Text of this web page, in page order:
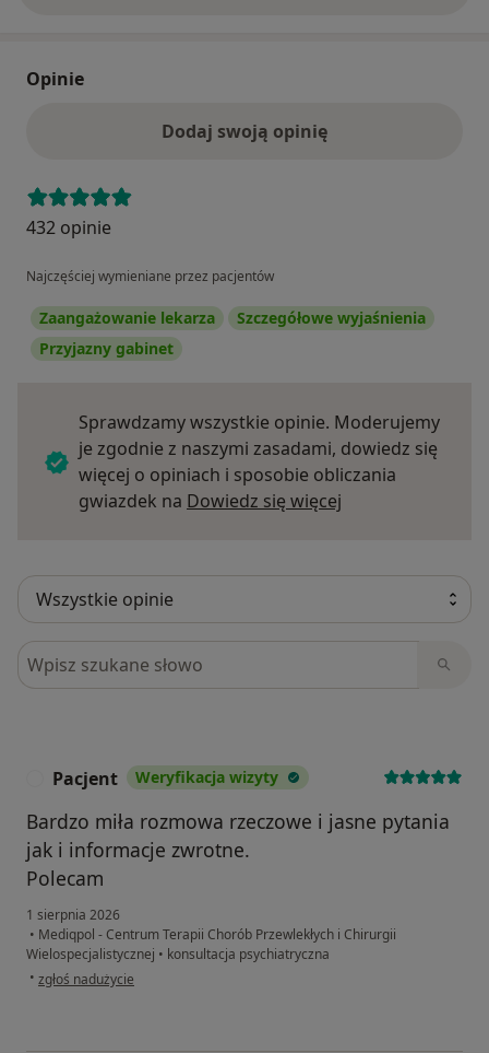
Opinie
Dodaj swoją opinię
432 opinie
Najczęściej wymieniane przez pacjentów
Zaangażowanie lekarza
Szczegółowe wyjaśnienia
Przyjazny gabinet
Sprawdzamy wszystkie opinie. Moderujemy
je zgodnie z naszymi zasadami, dowiedz się
więcej o opiniach i sposobie obliczania
gwiazdek na Dowiedz się więcej
Szukaj w opiniach
Pacjent Weryfikacja wizyty
Bardzo miła rozmowa rzeczowe i jasne pytania
jak i informacje zwrotne.
Polecam
1 sierpnia 2026
• Mediqpol - Centrum Terapii Chorób Przewlekłych i Chirurgii
Wielospecjalistycznej • konsultacja psychiatryczna
• w opinii użytkownika Pacjent
zgłoś nadużycie